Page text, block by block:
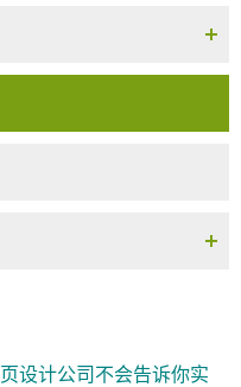
设计公司不会告诉你实